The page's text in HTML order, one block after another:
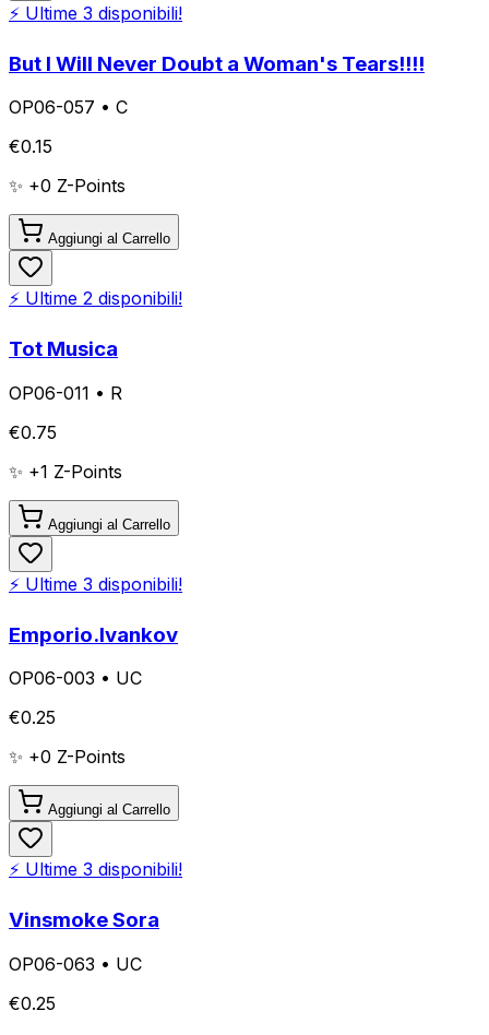
⚡ Ultime 3 disponibili!
But I Will Never Doubt a Woman's Tears!!!!
OP06-057 • C
€0.15
✨ +0 Z-Points
Aggiungi al Carrello
⚡ Ultime 2 disponibili!
Tot Musica
OP06-011 • R
€0.75
✨ +1 Z-Points
Aggiungi al Carrello
⚡ Ultime 3 disponibili!
Emporio.Ivankov
OP06-003 • UC
€0.25
✨ +0 Z-Points
Aggiungi al Carrello
⚡ Ultime 3 disponibili!
Vinsmoke Sora
OP06-063 • UC
€0.25